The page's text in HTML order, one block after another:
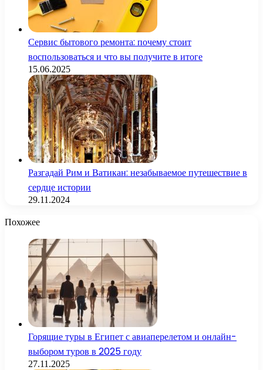
Сервис бытового ремонта: почему стоит
воспользоваться и что вы получите в итоге
15.06.2025
Разгадай Рим и Ватикан: незабываемое путешествие в
сердце истории
29.11.2024
Похожее
Горящие туры в Египет с авиаперелетом и онлайн-
выбором туров в 2025 году
27.11.2025